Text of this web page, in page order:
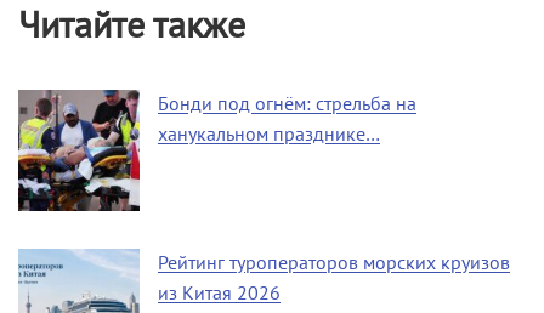
Читайте также
Бонди под огнём: стрельба на
ханукальном празднике…
Рейтинг туроператоров морских круизов
из Китая 2026